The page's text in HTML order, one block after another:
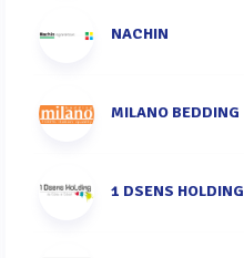
NACHIN
MILANO BEDDING
1 DSENS HOLDING